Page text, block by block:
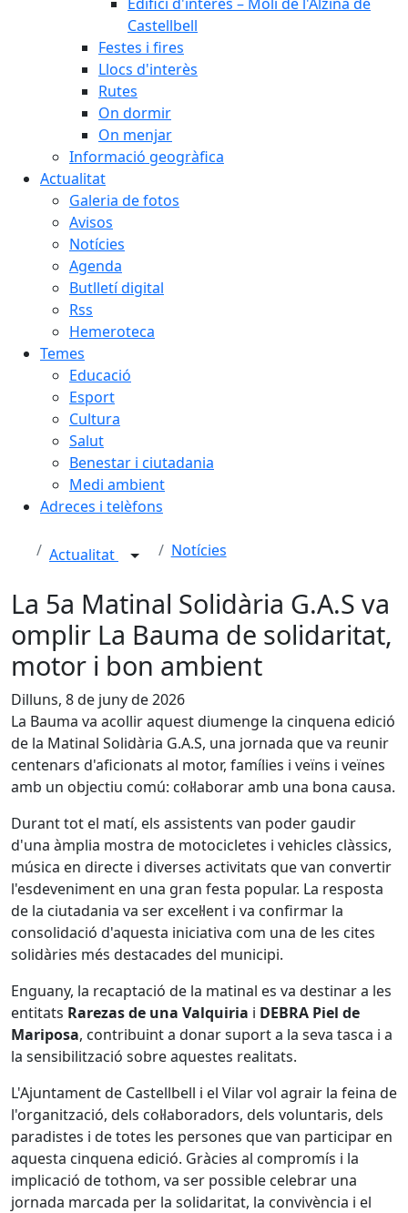
Castellbell
Festes i fires
Llocs d'interès
Rutes
On dormir
On menjar
Informació geogràfica
Actualitat
Galeria de fotos
Avisos
Notícies
Agenda
Butlletí digital
Rss
Hemeroteca
Temes
Educació
Esport
Cultura
Salut
Benestar i ciutadania
Medi ambient
Adreces i telèfons
Actualitat Notícies
La 5a Matinal Solidària G.A.S va
omplir La Bauma de solidaritat,
motor i bon ambient
Dilluns, 8 de juny de 2026
La Bauma va acollir aquest diumenge la cinquena edició
de la Matinal Solidària G.A.S, una jornada que va reunir
centenars d'aficionats al motor, famílies i veïns i veïnes
amb un objectiu comú: col·laborar amb una bona causa.
Durant tot el matí, els assistents van poder gaudir
d'una àmplia mostra de motocicletes i vehicles clàssics,
música en directe i diverses activitats que van convertir
l'esdeveniment en una gran festa popular. La resposta
de la ciutadania va ser excel·lent i va confirmar la
consolidació d'aquesta iniciativa com una de les cites
solidàries més destacades del municipi.
Enguany, la recaptació de la matinal es va destinar a les
entitats Rarezas de una Valquiria i DEBRA Piel de
Mariposa, contribuint a donar suport a la seva tasca i a
la sensibilització sobre aquestes realitats.
L'Ajuntament de Castellbell i el Vilar vol agrair la feina de
l'organització, dels col·laboradors, dels voluntaris, dels
paradistes i de totes les persones que van participar en
aquesta cinquena edició. Gràcies al compromís i la
implicació de tothom, va ser possible celebrar una
jornada marcada per la solidaritat, la convivència i el